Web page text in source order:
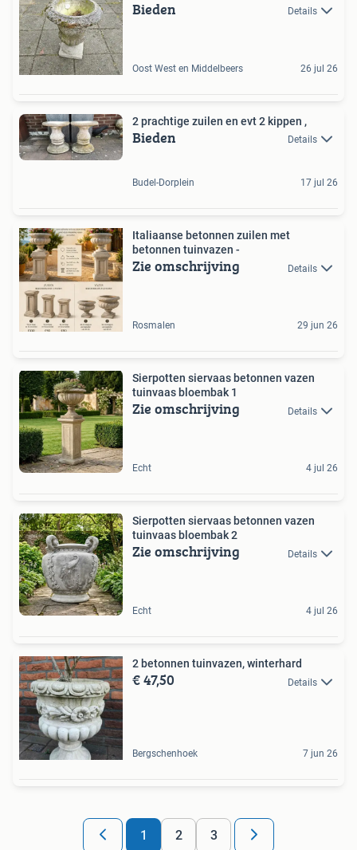
Bieden Details
Oost West en Middelbeers 26 jul 26
2 prachtige zuilen en evt 2 kippen ,
Bieden Details
Budel-Dorplein 17 jul 26
Italiaanse betonnen zuilen met
betonnen tuinvazen -
Zie omschrijving Details
Rosmalen 29 jun 26
Sierpotten siervaas betonnen vazen
tuinvaas bloembak 1
Zie omschrijving Details
Echt 4 jul 26
Sierpotten siervaas betonnen vazen
tuinvaas bloembak 2
Zie omschrijving Details
Echt 4 jul 26
2 betonnen tuinvazen, winterhard
€ 47,50 Details
Bergschenhoek 7 jun 26
1 2 3